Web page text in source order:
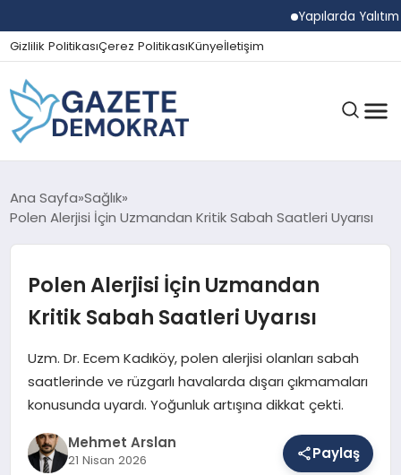
Yapılarda Yalıtım
Gizlilik PolitikasıÇerez PolitikasıKünyeİletişim
GÜNDEM
SPOR
SAĞLIK
Ana Sayfa Sağlık
Polen Alerjisi İçin Uzmandan Kritik Sabah Saatleri Uyarısı
Polen Alerjisi İçin Uzmandan
Kritik Sabah Saatleri Uyarısı
Uzm. Dr. Ecem Kadıköy, polen alerjisi olanları sabah
saatlerinde ve rüzgarlı havalarda dışarı çıkmamaları
konusunda uyardı. Yoğunluk artışına dikkat çekti.
Mehmet Arslan
21 Nisan 2026 Paylaş